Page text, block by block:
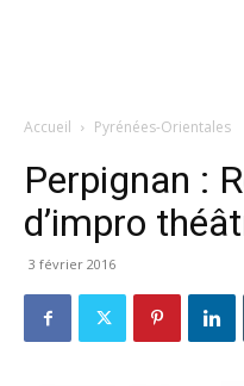
Accueil Pyrénées-Orientales
Perpignan :
d’impro
3 février 2016